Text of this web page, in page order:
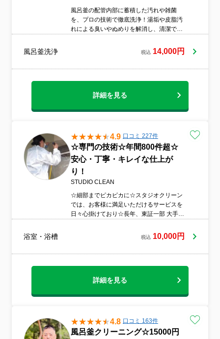
風呂釜の配管内部に蓄積した汚れや雑菌
を、プロの技術で徹底洗浄！湯垢や皮脂汚
れによる臭いやぬめりを解消し、清潔で快
リーニングで家族の健康を守り、省エネ効
風呂釜洗浄 税込 14,000円
詳細を見る
4.9 口コミ 227件
☆専門の技術☆年間800件超☆
安心・丁寧・キレイな仕上が
り！
STUDIO CLEAN
☆細部までピカピカに☆スタジオクリーン
では、お客様に満足いただけるサービスを
日々心掛けており☆長年、東証一部 大手不
で丁寧にお掃除するのはもちろん、キレイ
にピカピカにいたします。 ☆当社は男女す
浴室・浴槽 税込 10,000円
詳細を見る
4.8 口コミ 163件
風呂釜クリーニング☆15000円